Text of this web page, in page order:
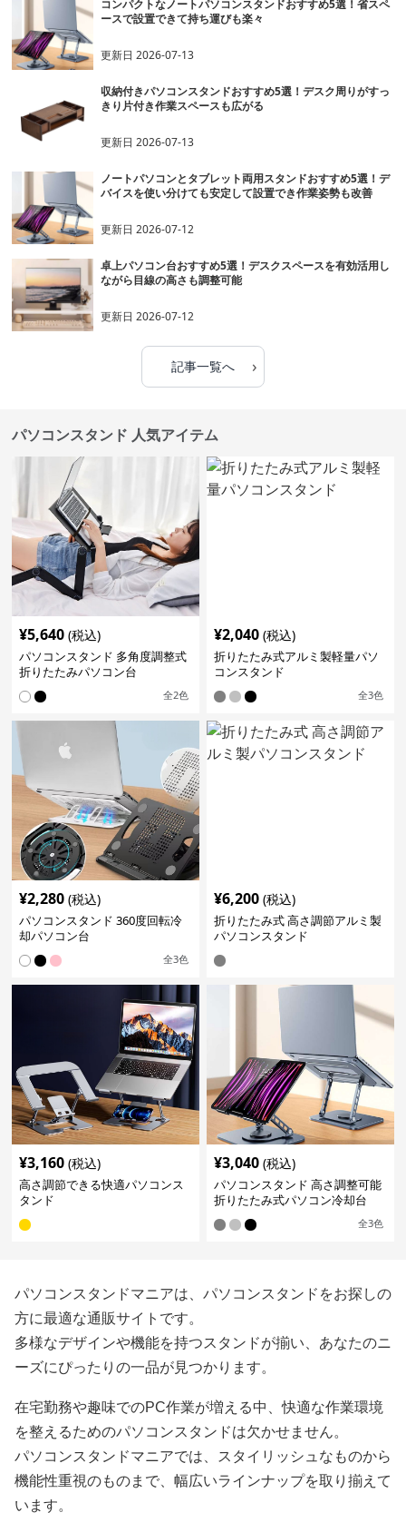
コンパクトなノートパソコンスタンドおすすめ5選！省スペ
ースで設置できて持ち運びも楽々
更新日2026-07-13
収納付きパソコンスタンドおすすめ5選！デスク周りがすっ
きり片付き作業スペースも広がる
更新日2026-07-13
ノートパソコンとタブレット両用スタンドおすすめ5選！デ
バイスを使い分けても安定して設置でき作業姿勢も改善
更新日2026-07-12
卓上パソコン台おすすめ5選！デスクスペースを有効活用し
ながら目線の高さも調整可能
更新日2026-07-12
記事一覧へ ›
パソコンスタンド 人気アイテム
¥5,640 (税込)
パソコンスタンド 多角度調整式
折りたたみパソコン台
全2色
¥2,040 (税込)
折りたたみ式アルミ製軽量パソ
コンスタンド
全3色
¥2,280 (税込)
パソコンスタンド 360度回転冷
却パソコン台
全3色
¥6,200 (税込)
折りたたみ式 高さ調節アルミ製
パソコンスタンド
¥3,160 (税込)
高さ調節できる快適パソコンス
タンド
¥3,040 (税込)
パソコンスタンド 高さ調整可能
折りたたみ式パソコン冷却台
全3色
パソコンスタンドマニアは、パソコンスタンドをお探しの
方に最適な通販サイトです。
多様なデザインや機能を持つスタンドが揃い、あなたのニ
ーズにぴったりの一品が見つかります。
在宅勤務や趣味でのPC作業が増える中、快適な作業環境
を整えるためのパソコンスタンドは欠かせません。
パソコンスタンドマニアでは、スタイリッシュなものから
機能性重視のものまで、幅広いラインナップを取り揃えて
います。